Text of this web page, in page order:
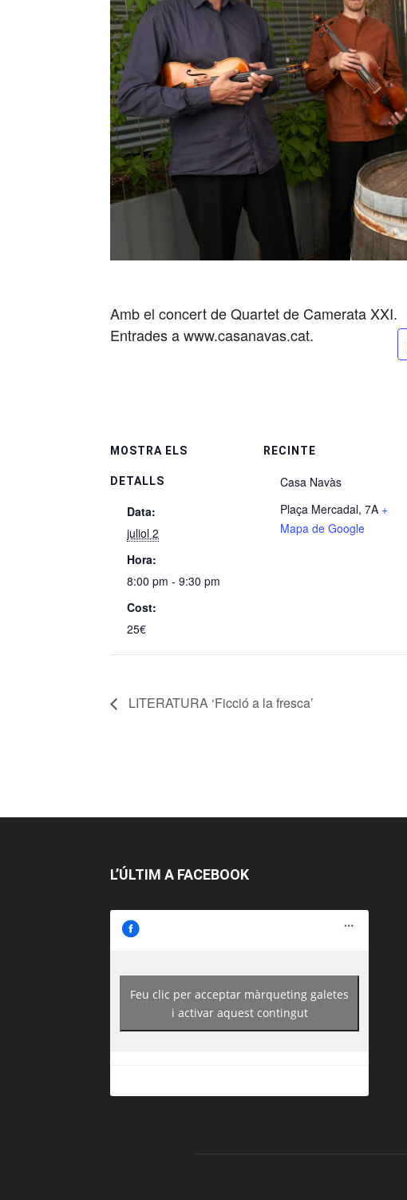
Amb el concert de Quartet de Camerata XXI.
Entrades a www.casanavas.cat.
MOSTRA ELS
DETALLS
Data:
juliol 2
Hora:
8:00 pm - 9:30 pm
Cost:
25€
RECINTE
Casa Navàs
Plaça Mercadal, 7A +
Mapa de Google
LITERATURA ‘Ficció a la fresca’
L’ÚLTIM A FACEBOOK
https://www.facebook.com/guiadereus/
Feu clic per acceptar màrqueting galetes
i activar aquest contingut